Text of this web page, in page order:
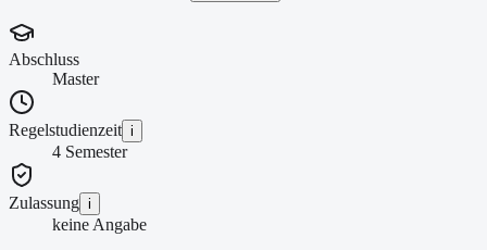
Abschluss
Master
Regelstudienzeit i
4 Semester
Zulassung i
keine Angabe